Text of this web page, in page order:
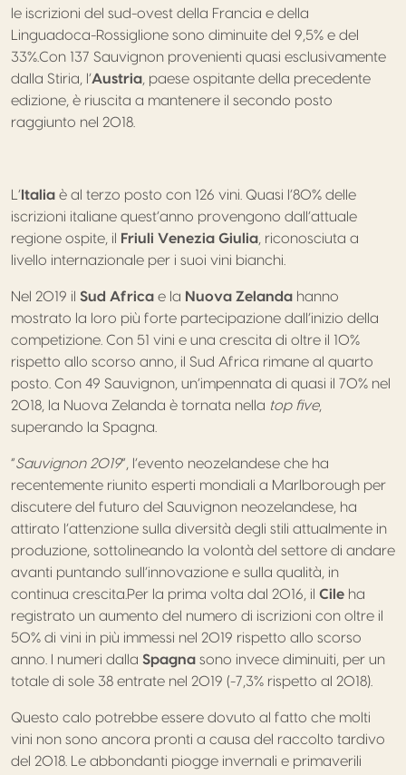
le iscrizioni del sud-ovest della Francia e della
Linguadoca-Rossiglione sono diminuite del 9,5% e del
33%.Con 137 Sauvignon provenienti quasi esclusivamente
dalla Stiria, l’Austria , paese ospitante della precedente
edizione, è riuscita a mantenere il secondo posto
raggiunto nel 2018.
L’ Italia è al terzo posto con 126 vini. Quasi l’80% delle
iscrizioni italiane quest’anno provengono dall’attuale
regione ospite, il
Friuli Venezia Giulia , riconosciuta a
livello internazionale per i suoi vini bianchi.
Nel 2019 il Sud Africa e la Nuova Zelanda hanno
mostrato la loro più forte partecipazione dall’inizio della
competizione. Con 51 vini e una crescita di oltre il 10%
rispetto allo scorso anno, il Sud Africa rimane al quarto
posto. Con 49 Sauvignon, un’impennata di quasi il 70% nel
2018, la Nuova Zelanda è tornata nella top five,
superando la Spagna.
“Sauvignon 2019”, l’evento neozelandese che ha
recentemente riunito esperti mondiali a Marlborough per
discutere del futuro del Sauvignon neozelandese, ha
attirato l’attenzione sulla diversità degli stili attualmente in
produzione, sottolineando la volontà del settore di andare
avanti puntando sull’innovazione e sulla qualità, in
continua crescita.Per la prima volta dal 2016, il Cile ha
registrato un aumento del numero di iscrizioni con oltre il
50% di vini in più immessi nel 2019 rispetto allo scorso
anno. I numeri dalla Spagna sono invece diminuiti, per un
totale di sole 38 entrate nel 2019 (-7,3% rispetto al 2018).
Questo calo potrebbe essere dovuto al fatto che molti
vini non sono ancora pronti a causa del raccolto tardivo
del 2018. Le abbondanti piogge invernali e primaverili